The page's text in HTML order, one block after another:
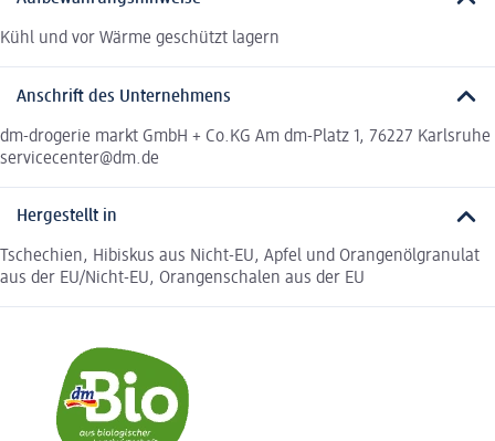
Kühl und vor Wärme geschützt lagern
Anschrift des Unternehmens
dm-drogerie markt GmbH + Co.KG Am dm-Platz 1, 76227 Karlsruhe
servicecenter@dm.de
Hergestellt in
Tschechien, Hibiskus aus Nicht-EU, Apfel und Orangenölgranulat
aus der EU/Nicht-EU, Orangenschalen aus der EU